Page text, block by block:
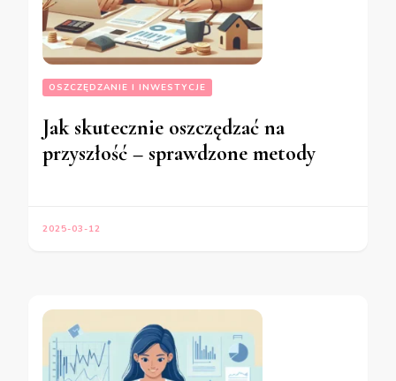
OSZCZĘDZANIE I INWESTYCJE
Jak skutecznie oszczędzać na
przyszłość – sprawdzone metody
2025-03-12